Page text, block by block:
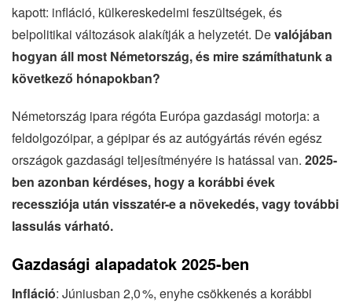
kapott: infláció, külkereskedelmi feszültségek, és
belpolitikai változások alakítják a helyzetét. Devalójában
hogyan áll most Németország, és mire számíthatunk a
következő hónapokban?
Németország ipara régóta Európa gazdasági motorja: a
feldolgozóipar, a gépipar és az autógyártás révén egész
országok gazdasági teljesítményére is hatással van. 2025-
ben azonban kérdéses, hogy a korábbi évek
recessziója után visszatér-e a növekedés, vagy további
lassulás várható.
Gazdasági alapadatok 2025-ben
Infláció: Júniusban 2,0 %, enyhe csökkenés a korábbi